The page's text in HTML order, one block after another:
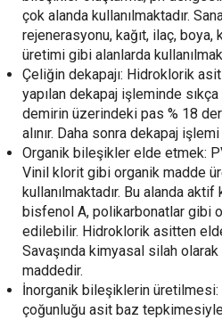
çok alanda kullanılmaktadır.
rejenerasyonu, kağıt, ilaç,
üretimi gibi alanlarda
Çeliğin dekapajı: Hidroklorik
yapılan dekapaj işleminde sıkça
demirin üzerindeki pas % 18
alınır. Daha sonra dekapaj
Organik bileşikler elde etmek:
Vinil klorit gibi organik madde
kullanılmaktadır. Bu alanda
bisfenol A, polikarbonatlar gibi
edilebilir. Hidroklorik asitten
Savaşında kimyasal silah
maddedir.
İnorganik bileşiklerin
çoğunluğu asit baz